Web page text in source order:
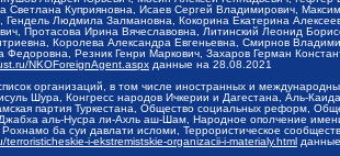
Куприяновна, Исаев Сергей Владимирович,
Людмила Залмановна, Кокорина Екатерина
Протасова Ирина Вячеславовна, Литинский Леонид
Королева Александра Евгеньевна, Смирнов
Федоровна, Резник Генри Маркович, Захаров Герман
NKOForeignAgent.aspx данные на 28.08.2021
организаций, в том числе иностранных и
Шура, Конгресс народов Ичкерии и Дагестана, Аль-
партия Туркестана, Общество социальных реформ,
Джабха аль-Нусра ли-Ахль аш-Шам, Народное ополчение
Рохнамо ба суи давлати исломи, Террористическое
terroristicheskie-i-ekstremistskie-organizacii-i-materialy.html